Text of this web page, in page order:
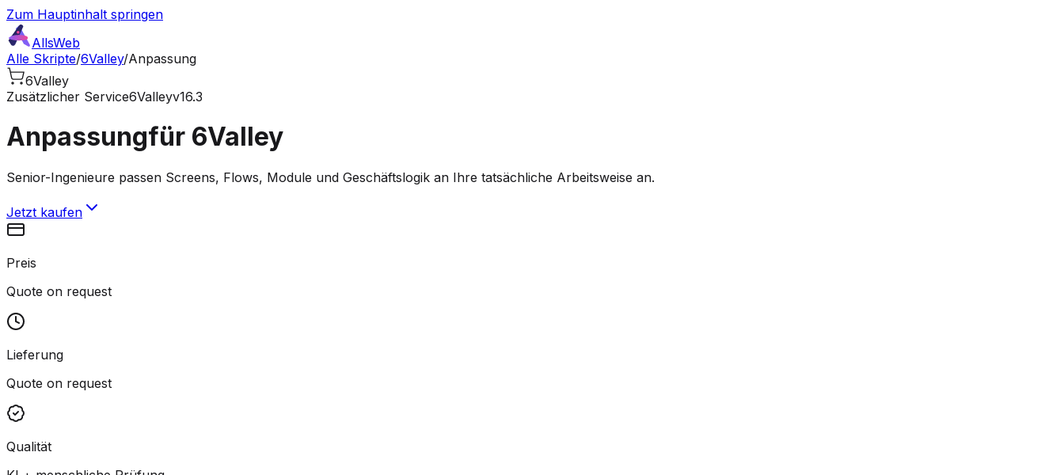
Zum Hauptinhalt springen
AllsWeb
Alle Skripte/6Valley/Anpassung
6Valley
Zusätzlicher Service6Valleyv16.3
Anpassungfür 6Valley
Senior-Ingenieure passen Screens, Flows, Module und Geschäftslogik an Ihre tatsächliche Arbeitsweise an.
Jetzt kaufen
Preis
Quote on request
Lieferung
Quote on request
Qualität